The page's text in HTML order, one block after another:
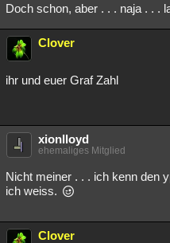
Doch schon, aber . . . naja . . .
Clover
ihr und euer Graf Zahl
xionlloyd
ehemaliges Mitglied
Nicht meiner . . . ich kenn den
ich weiss.
Clover